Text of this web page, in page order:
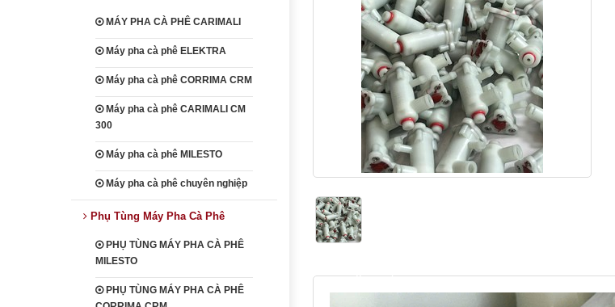
MÁY PHA CÀ PHÊ CARIMALI
Máy pha cà phê ELEKTRA
Máy pha cà phê CORRIMA CRM
Máy pha cà phê CARIMALI CM
300
Máy pha cà phê MILESTO
Máy pha cà phê chuyên nghiệp
Phụ Tùng Máy Pha Cà Phê
PHỤ TÙNG MÁY PHA CÀ PHÊ
MILESTO
PHỤ TÙNG MÁY PHA CÀ PHÊ